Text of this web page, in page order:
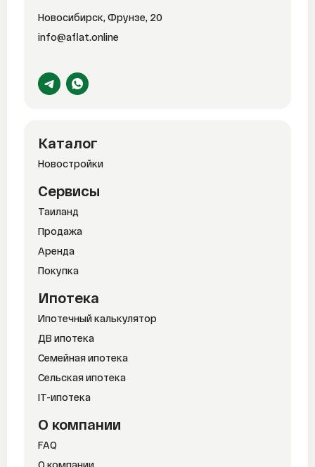
Новосибирск, Фрунзе, 20
info@aflat.online
Каталог
Новостройки
Сервисы
Таиланд
Продажа
Аренда
Покупка
Ипотека
Ипотечный калькулятор
ДВ ипотека
Семейная ипотека
Сельская ипотека
IT-ипотека
О компании
FAQ
О компании